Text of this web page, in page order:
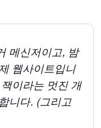
메신저이고, 밤
웹사이트입니
이라는 멋진 개
니다. (그리고